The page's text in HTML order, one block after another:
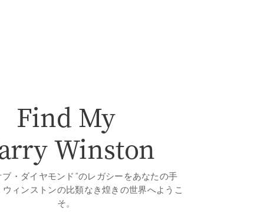
Find My
Winston
ブ・ダイヤモンド”のレガシーをあなたの手
ィンストンの比類なき煌きの世界へようこ
そ。